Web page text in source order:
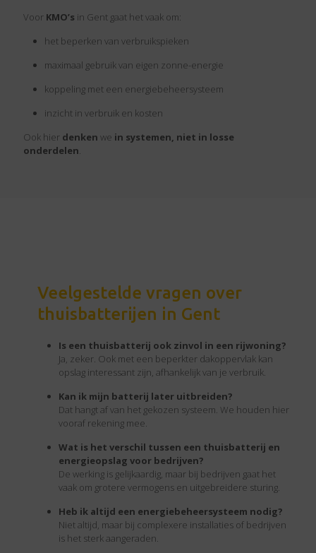
Voor KMO’s in Gent gaat het vaak om:
het beperken van verbruikspieken
maximaal gebruik van eigen zonne-energie
koppeling met een energiebeheersysteem
inzicht in verbruik en kosten
Ook hier denken we in systemen, niet in losse
onderdelen.
Veelgestelde vragen over
thuisbatterijen in Gent
Is een thuisbatterij ook zinvol in een rijwoning?
Ja, zeker. Ook met een beperkter dakoppervlak kan
opslag interessant zijn, afhankelijk van je verbruik.
Kan ik mijn batterij later uitbreiden?
Dat hangt af van het gekozen systeem. We houden hier
vooraf rekening mee.
Wat is het verschil tussen een thuisbatterij en
energieopslag voor bedrijven?
De werking is gelijkaardig, maar bij bedrijven gaat het
vaak om grotere vermogens en uitgebreidere sturing.
Heb ik altijd een energiebeheersysteem nodig?
Niet altijd, maar bij complexere installaties of bedrijven
is het sterk aangeraden.